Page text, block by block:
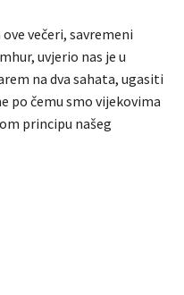
večeri, savremeni
uvjerio nas je u
na dva sahata, ugasiti
po čemu smo vijekovima
principu našeg